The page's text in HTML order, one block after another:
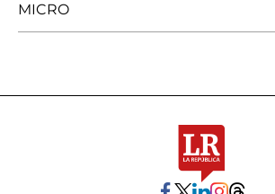
MICRO